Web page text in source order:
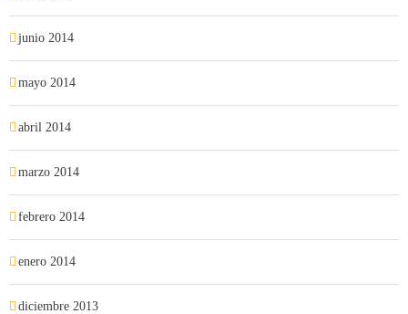
junio 2014
mayo 2014
abril 2014
marzo 2014
febrero 2014
enero 2014
diciembre 2013